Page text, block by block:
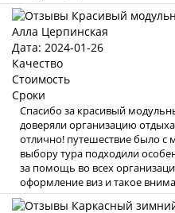
Алла Церпинская
Дата: 2024-01-26
Качество
Стоимость
Сроки
Спасибо за красивый
доверяли организацию
отлично! путешествие было
выбору тура подходили
за помощь во всех
оформление виз и такое